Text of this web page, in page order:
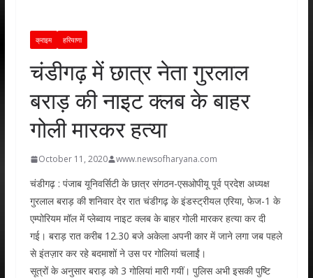
क्राइम हरियाणा
चंडीगढ़ में छात्र नेता गुरलाल
बराड़ की नाइट क्लब के बाहर
गोली मारकर हत्या
October 11, 2020 www.newsofharyana.com
चंडीगढ़ : पंजाब यूनिवर्सिटी के छात्र संगठन-एसओपीयू पूर्व प्रदेश अध्यक्ष
गुरलाल बराड़ की शनिवार देर रात चंडीगढ़ के इंडस्ट्रीयल एरिया, फेज-1 के
एम्पोरियम मॉल में प्लेब्वाय नाइट क्लब के बाहर गोली मारकर हत्या कर दी
गई। बराड़ रात करीब 12.30 बजे अकेला अपनी कार में जाने लगा जब पहले
से इंतज़ार कर रहे बदमाशों ने उस पर गोलियां चलाईं।
सूत्रों के अनुसार बराड़ को 3 गोलियां मारी गयीं। पुलिस अभी इसकी पुष्टि